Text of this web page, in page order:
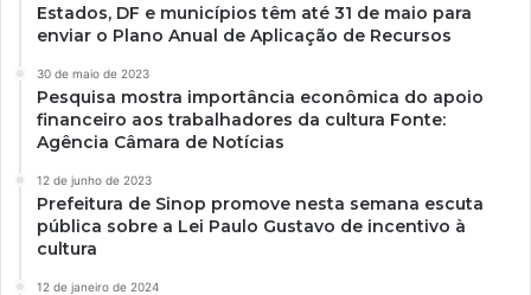
Estados, DF e municípios têm até 31 de maio para
enviar o Plano Anual de Aplicação de Recursos
30 de maio de 2023
Pesquisa mostra importância econômica do apoio
financeiro aos trabalhadores da cultura Fonte:
Agência Câmara de Notícias
12 de junho de 2023
Prefeitura de Sinop promove nesta semana escuta
pública sobre a Lei Paulo Gustavo de incentivo à
cultura
12 de janeiro de 2024